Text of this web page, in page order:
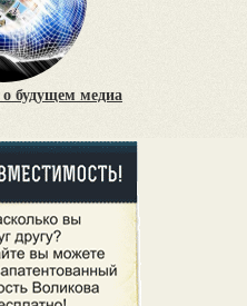
будущем медиа